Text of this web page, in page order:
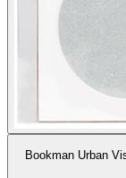
Bookman Urban